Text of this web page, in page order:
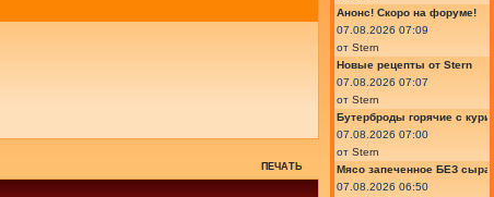
ПЕЧАТЬ
Анонс! Скоро на форуме!
07.08.2026 07:09
от Stern
Новые рецепты от Stern
07.08.2026 07:07
от Stern
Бутерброды горячие с
07.08.2026 07:00
от Stern
Мясо запеченное БЕЗ сыра
07.08.2026 06:50